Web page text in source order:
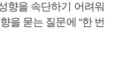
향을 속단하기 어려워
을 묻는 질문에 “한 번